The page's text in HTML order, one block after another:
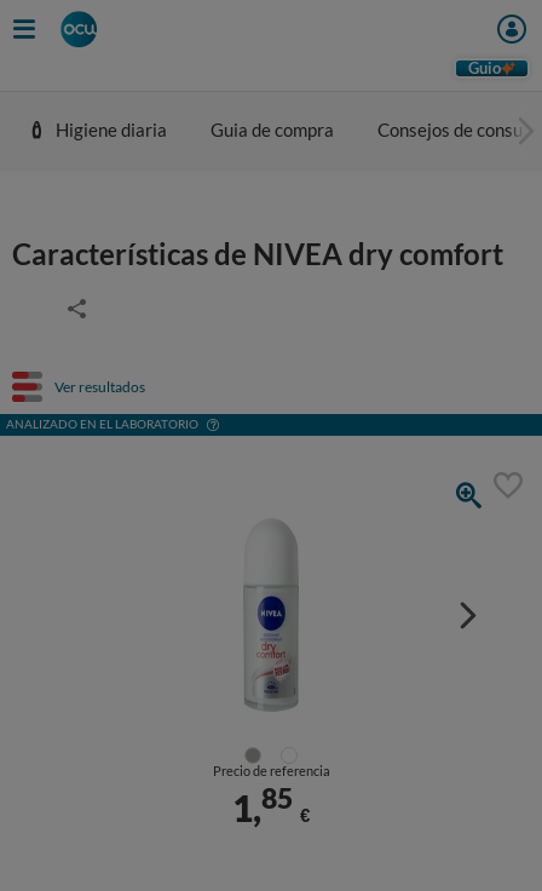
Guio
Higiene diaria Guia de compra Consejos de
Características de NIVEA dry comfort
Ver resultados
ANALIZADO EN EL LABORATORIO
Precio de referencia
1,85
€